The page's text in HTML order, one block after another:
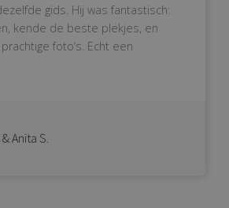
gids. Hij was fantastisch:
kende de beste plekjes, en
foto’s. Echt een
Anita S.